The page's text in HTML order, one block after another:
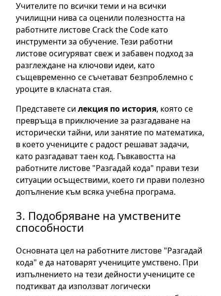
Учителите по всички теми и на всички
училищни нива са оценили полезността на
работните листове Crack the Code като
инструменти за обучение. Тези работни
листове осигуряват свеж и забавен подход за
разглеждане на ключови идеи, като
същевременно се съчетават безпроблемно с
уроците в класната стая.
Представете си лекция по история, която се
превръща в приключение за разгадаване на
исторически тайни, или занятие по математика,
в което учениците с радост решават задачи,
като разгадават таен код. Гъвкавостта на
работните листове "Разгадай кода" прави тези
ситуации осъществими, което ги прави полезно
допълнение към всяка учебна програма.
3. Подобряване на умствените
способности
Основната цел на работните листове "Разгадай
кода" е да натоварят учениците умствено. При
изпълнението на тези дейности учениците се
подтикват да използват логически